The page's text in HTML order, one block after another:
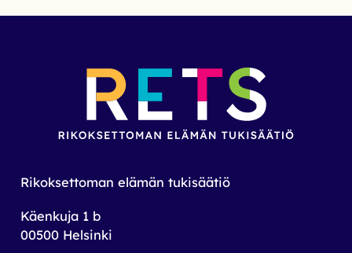
Rikoksettoman elämän tukisäätiö
Käenkuja 1 b
00500 Helsinki